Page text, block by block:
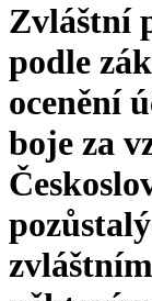
Zvláštní
podle
ocenění
boje za